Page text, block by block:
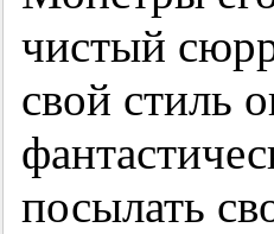
чистый
свой стиль
посылать